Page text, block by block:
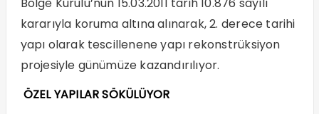
kararıyla koruma altına alınarak, 2. derece tarihi
yapı olarak tescillenene yapı rekonstrüksiyon
projesiyle günümüze kazandırılıyor.
ÖZEL YAPILAR SÖKÜLÜYOR